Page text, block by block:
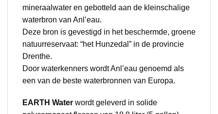
mineraalwater en gebotteld aan de kleinschalige
waterbron van Anl’eau.
Deze bron is gevestigd in het beschermde, groene
natuurreservaat: “het Hunzedal” in de provincie
Drenthe.
Door waterkenners wordt Anl’eau genoemd als
een van de beste waterbronnen van Europa.
EARTH Water wordt geleverd in solide